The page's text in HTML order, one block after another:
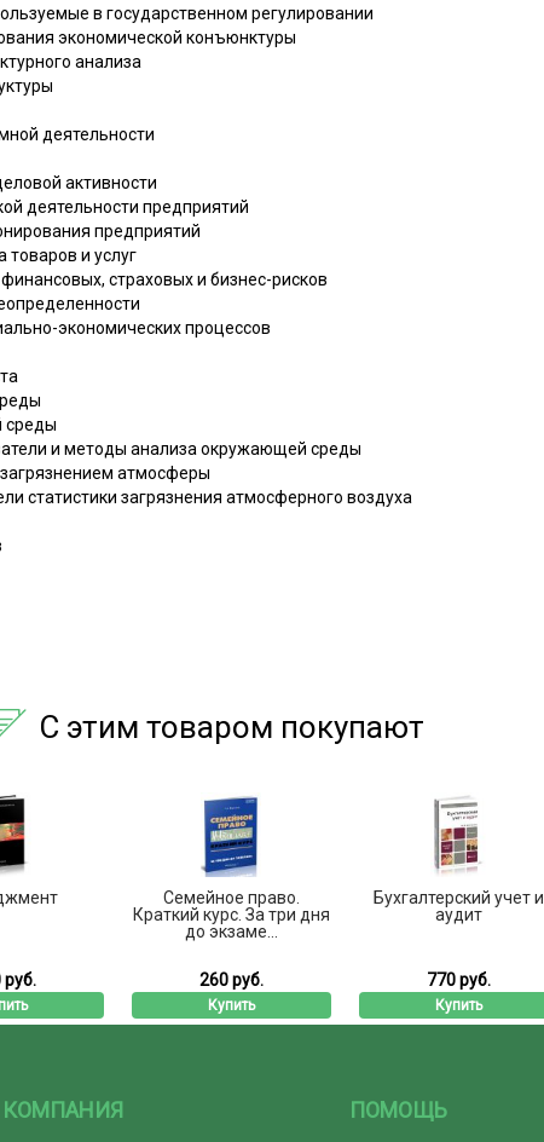
в государственном регулировании
экономической конъюнктуры
анализа
деятельности
активности
деятельности предприятий
предприятий
товаров и услуг
страховых и бизнес-рисков
экономических процессов
среды
и методы анализа окружающей среды
атмосферы
статистики загрязнения атмосферного воздуха
С этим товаром покупают
руб.
Семейное право.
Краткий курс. За три дня
до экзаме...
260 руб.
Купить
Бухгалтерский учет и
аудит
770 руб.
Купить
КОМПАНИЯ ПОМОЩЬ